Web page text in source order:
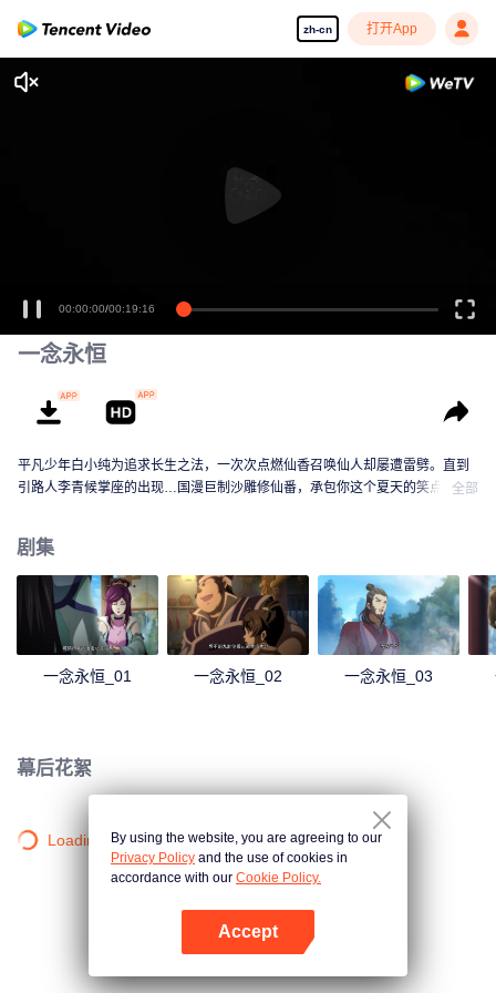
zh-cn 打开App
00:00:00/00:19:16
一念永恒
平凡少年白小纯为追求长生之法，一次次点燃仙香召唤仙人却屡遭雷劈。直到
引路人李青候掌座的出现…国漫巨制沙雕修仙番，承包你这个夏天的笑点！全部
剧集
一念永恒_01 一念永恒_02 一念永恒_03
幕后花絮
Loading…By using the website, you are agreeing to our
Privacy Policy and the use of cookies in
accordance with our Cookie Policy.
Accept